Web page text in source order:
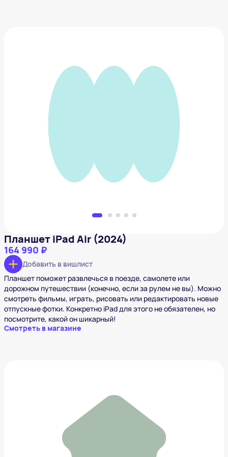
Планшет iPad Air (2024)
164 990 ₽
Добавить в вишлист
Планшет поможет развлечься в поезде, самолете или
дорожном путешествии (конечно, если за рулем не вы). Можно
смотреть фильмы, играть, рисовать или редактировать новые
отпускные фотки. Конкретно iPad для этого не обязателен, но
посмотрите, какой он шикарный!
Смотреть в магазине